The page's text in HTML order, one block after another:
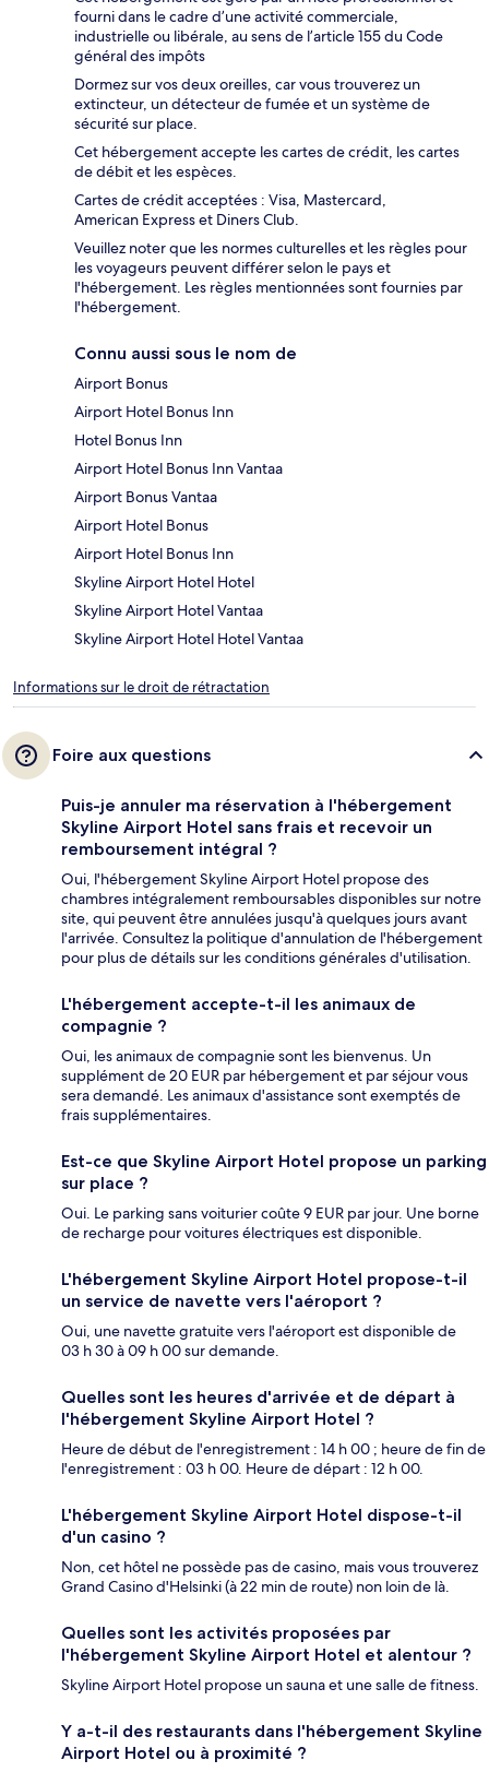
fourni dans le cadre d’une activité commerciale,
industrielle ou libérale, au sens de l’article 155 du Code
général des impôts
Dormez sur vos deux oreilles, car vous trouverez un
extincteur, un détecteur de fumée et un système de
sécurité sur place.
Cet hébergement accepte les cartes de crédit, les cartes
de débit et les espèces.
Cartes de crédit acceptées : Visa, Mastercard,
American Express et Diners Club.
Veuillez noter que les normes culturelles et les règles pour
les voyageurs peuvent différer selon le pays et
l'hébergement. Les règles mentionnées sont fournies par
l'hébergement.
Connu aussi sous le nom de
Airport Bonus
Airport Hotel Bonus Inn
Hotel Bonus Inn
Airport Hotel Bonus Inn Vantaa
Airport Bonus Vantaa
Airport Hotel Bonus
Airport Hotel Bonus Inn
Skyline Airport Hotel Hotel
Skyline Airport Hotel Vantaa
Skyline Airport Hotel Hotel Vantaa
Informations sur le droit de rétractation
Foire aux questions
Puis-je annuler ma réservation à l'hébergement
Skyline Airport Hotel sans frais et recevoir un
remboursement intégral ?
Oui, l'hébergement Skyline Airport Hotel propose des
chambres intégralement remboursables disponibles sur notre
site, qui peuvent être annulées jusqu'à quelques jours avant
l'arrivée. Consultez la politique d'annulation de l'hébergement
pour plus de détails sur les conditions générales d'utilisation.
L'hébergement accepte-t-il les animaux de
compagnie ?
Oui, les animaux de compagnie sont les bienvenus. Un
supplément de 20 EUR par hébergement et par séjour vous
sera demandé. Les animaux d'assistance sont exemptés de
frais supplémentaires.
Est-ce que Skyline Airport Hotel propose un parking
sur place ?
Oui. Le parking sans voiturier coûte 9 EUR par jour. Une borne
de recharge pour voitures électriques est disponible.
L'hébergement Skyline Airport Hotel propose-t-il
un service de navette vers l'aéroport ?
Oui, une navette gratuite vers l'aéroport est disponible de
03 h 30 à 09 h 00 sur demande.
Quelles sont les heures d'arrivée et de départ à
l'hébergement Skyline Airport Hotel ?
Heure de début de l'enregistrement : 14 h 00 ; heure de fin de
l'enregistrement : 03 h 00. Heure de départ : 12 h 00.
L'hébergement Skyline Airport Hotel dispose-t-il
d'un casino ?
Non, cet hôtel ne possède pas de casino, mais vous trouverez
Grand Casino d'Helsinki (à 22 min de route) non loin de là.
Quelles sont les activités proposées par
l'hébergement Skyline Airport Hotel et alentour ?
Skyline Airport Hotel propose un sauna et une salle de fitness.
Y a-t-il des restaurants dans l'hébergement Skyline
Airport Hotel ou à proximité ?